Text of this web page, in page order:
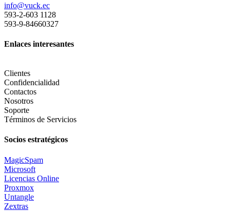
info@vuck.ec
593-2-603 1128
593-9-84660327
Enlaces interesantes
Clientes
Confidencialidad
Contactos
Nosotros
Soporte
Términos de Servicios
Socios estratégicos
MagicSpam
Microsoft
Licencias Online
Proxmox
Untangle
Zextras